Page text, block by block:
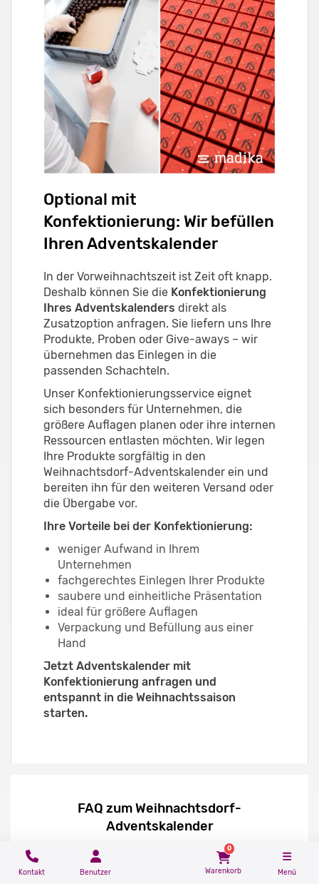
Optional mit
Konfektionierung: Wir befüllen
Ihren Adventskalender
In der Vorweihnachtszeit ist Zeit oft knapp.
Deshalb können Sie die Konfektionierung
Ihres Adventskalenders direkt als
Zusatzoption anfragen. Sie liefern uns Ihre
Produkte, Proben oder Give-aways – wir
übernehmen das Einlegen in die
passenden Schachteln.
Unser Konfektionierungsservice eignet
sich besonders für Unternehmen, die
größere Auflagen planen oder ihre internen
Ressourcen entlasten möchten. Wir legen
Ihre Produkte sorgfältig in den
Weihnachtsdorf-Adventskalender ein und
bereiten ihn für den weiteren Versand oder
die Übergabe vor.
Ihre Vorteile bei der Konfektionierung:
weniger Aufwand in Ihrem
Unternehmen
fachgerechtes Einlegen Ihrer Produkte
saubere und einheitliche Präsentation
ideal für größere Auflagen
Verpackung und Befüllung aus einer
Hand
Jetzt Adventskalender mit
Konfektionierung anfragen und
entspannt in die Weihnachtssaison
starten.
FAQ zum Weihnachtsdorf-
Adventskalender
Kann der Weihnachtsdorf-
Kontakt Benutzer
0
Warenkorb Menü